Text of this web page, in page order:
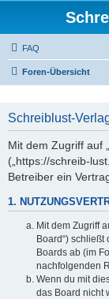
FAQ
Foren-Übersicht
Schreiblust-
Mit dem Zugriff auf
(„https://schreib-
Betreiber ein
1.
Mit dem Zugriff
Board“)
Boards ab (im
nachfolgenden
Wenn du mit
das Board nicht